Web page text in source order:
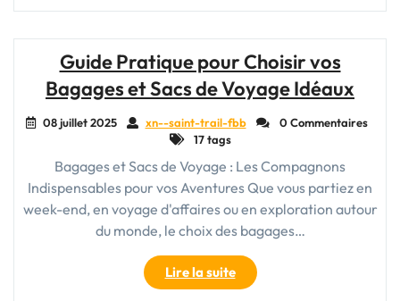
Meilleur
Valises
de
pour
Aventures"
Guide Pratique pour Choisir vos
Bagages et Sacs de Voyage Idéaux
08 juillet 2025 xn--saint-trail-fbb
0 Commentaires
17 tags
Bagages et Sacs de Voyage : Les Compagnons
Indispensables pour vos Aventures Que vous partiez en
week-end, en voyage d'affaires ou en exploration autour
du monde, le choix des bagages…
Lire la suite"Guide
Pratique